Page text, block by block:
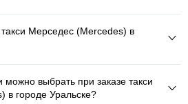
Мерседес (Mercedes) в
можно выбрать при заказе такси
в городе Уральске?